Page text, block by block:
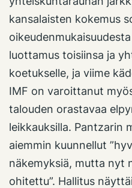
kansalaisten kokemus
luottamus toisiinsa ja
koetukselle, ja viime
IMF on varoittanut
talouden orastavaa
leikkauksilla. Pantzarin
aiemmin kuunnellut
näkemyksiä, mutta nyt
ohitettu”. Hallitus